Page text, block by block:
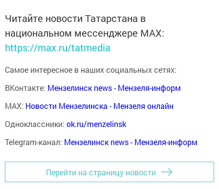
Читайте новости Татарстана в
национальном мессенджере MАХ:
https://max.ru/tatmedia
Самое интересное в наших социальных сетях:
ВКонтакте: Мензелинск news - Мензеля-информ
MAX: Новости Мензелинска - Мензеля онлайн
Одноклассники: ok.ru/menzelinsk
Telegram-канал: Мензелинск news - Мензеля-информ
Перейти на страницу новости